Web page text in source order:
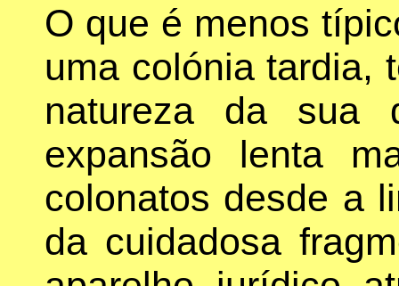
O que é menos
uma colónia tardia,
natureza da sua
expansão lenta
colonatos desde a
da cuidadosa